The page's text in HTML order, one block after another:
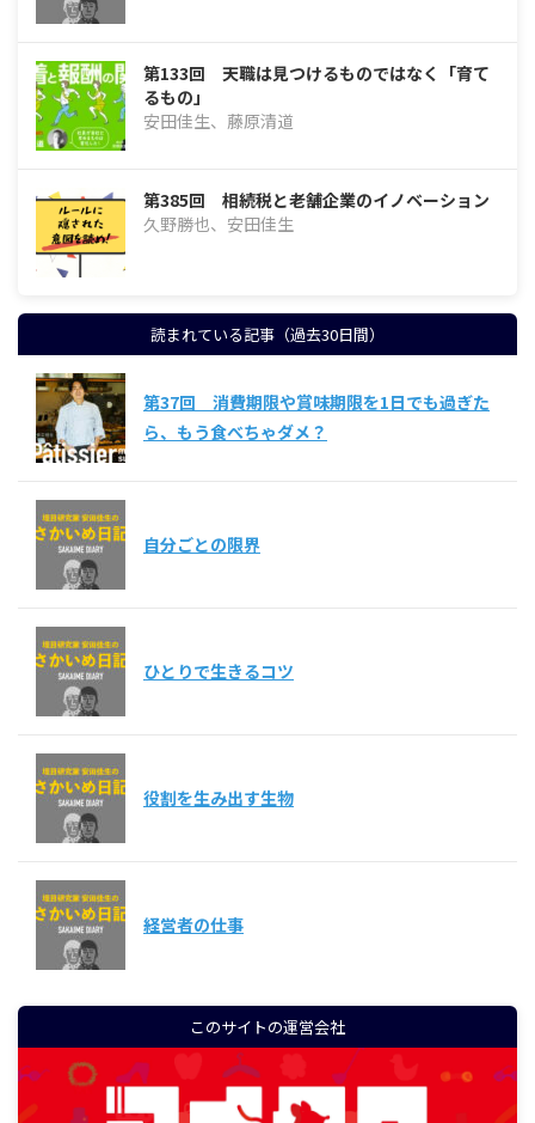
第133回 天職は見つけるものではなく「育て
るもの」
安田佳生、藤原清道
第385回 相続税と老舗企業のイノベーション
久野勝也、安田佳生
読まれている記事（過去30日間）
第37回 消費期限や賞味期限を1日でも過ぎた
ら、もう食べちゃダメ？
自分ごとの限界
ひとりで生きるコツ
役割を生み出す生物
経営者の仕事
このサイトの運営会社